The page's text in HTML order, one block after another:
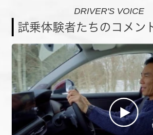
DRIVER'S VOICE
試乗体験者たちのコメン